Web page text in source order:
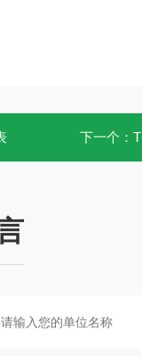
下一个：